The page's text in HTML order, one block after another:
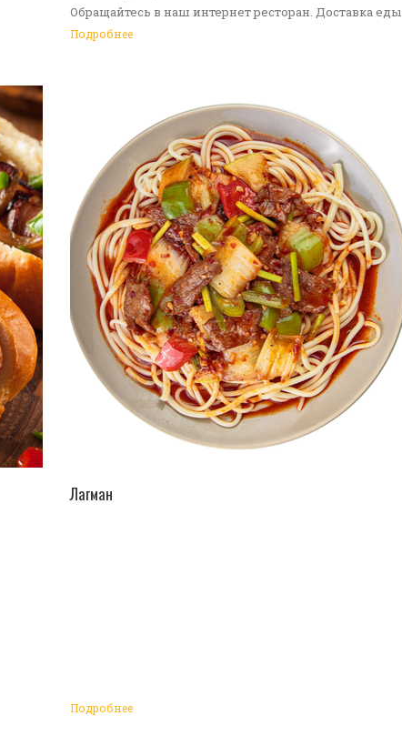
Обращайтесь в наш интернет ресторан. Доставка еды
в Алматы - ваш идеальный выбор!
Подробнее
Лагман
Подробнее